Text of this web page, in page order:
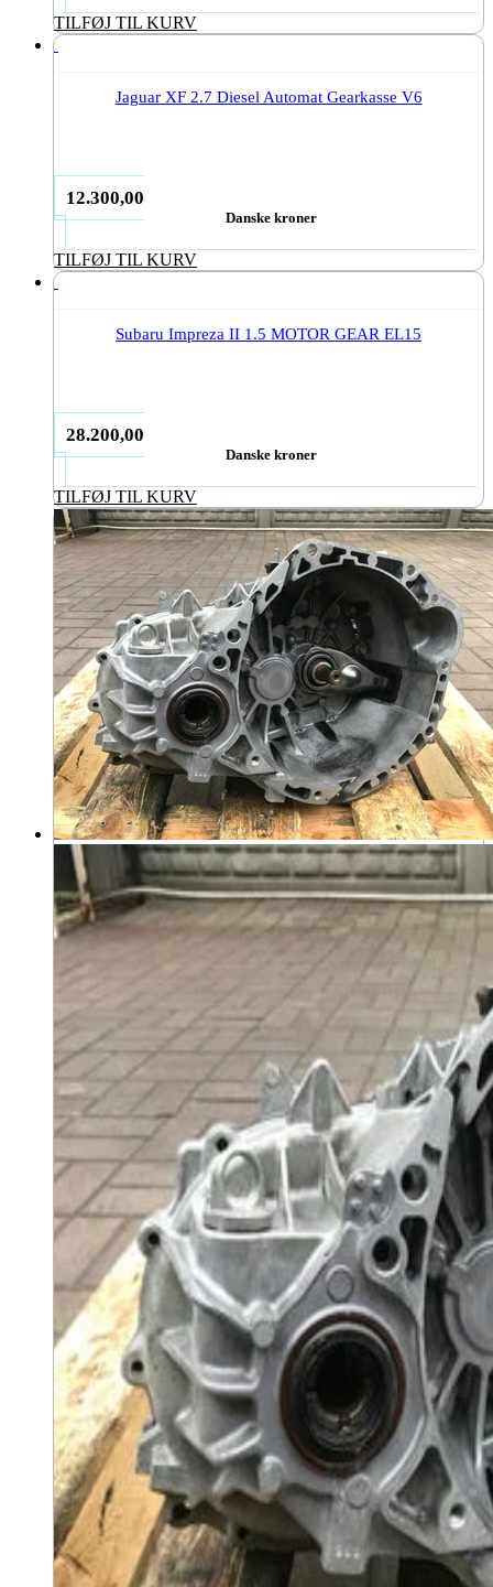
TILFØJ TIL KURV
Jaguar XF 2.7 Diesel Automat Gearkasse V6
12.300,00
Danske kroner
TILFØJ TIL KURV
Subaru Impreza II 1.5 MOTOR GEAR EL15
28.200,00
Danske kroner
TILFØJ TIL KURV